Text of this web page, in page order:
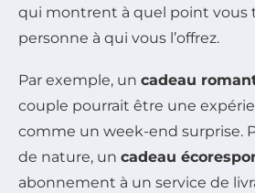
qui montrent à quel point vous
personne à qui vous l’offrez.
Par exemple, un cadeau
couple pourrait être une
comme un week-end surprise.
de nature, un cadeau
abonnement à un service de